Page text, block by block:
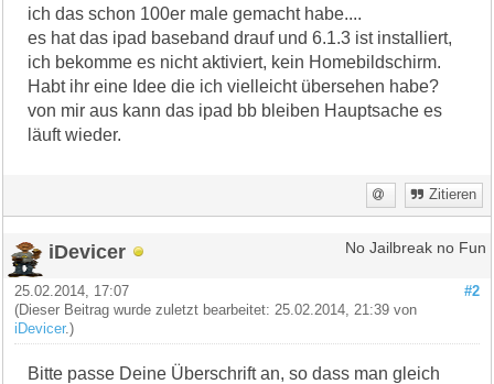
ich das schon 100er male gemacht habe....
es hat das ipad baseband drauf und 6.1.3 ist installiert,
ich bekomme es nicht aktiviert, kein Homebildschirm.
Habt ihr eine Idee die ich vielleicht übersehen habe?
von mir aus kann das ipad bb bleiben Hauptsache es
läuft wieder.
Zitieren
iDevicer No Jailbreak no Fun
#2
25.02.2014, 17:07
(Dieser Beitrag wurde zuletzt bearbeitet: 25.02.2014, 21:39 von
iDevicer.)
Bitte passe Deine Überschrift an, so dass man gleich